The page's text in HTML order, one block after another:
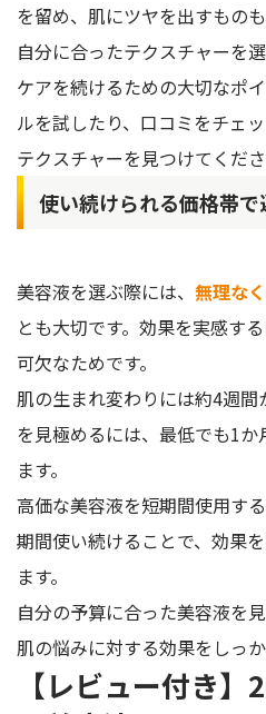
を留め、肌にツヤを出すものも
自分に合ったテクスチャーを
ケアを続けるための大切なポ
ルを試したり、口コミをチェ
テクスチャーを見つけてくださ
使い続けられる価格帯で
美容液を選ぶ際には、 無理な
とも大切です。効果を実感す
可欠なためです。
肌の生まれ変わりには約4週
を見極めるには、最低でも1
ます。
高価な美容液を短期間使用す
期間使い続けることで、効果
ます。
自分の予算に合った美容液を
肌の悩みに対する効果をしっ
【レビュー付き